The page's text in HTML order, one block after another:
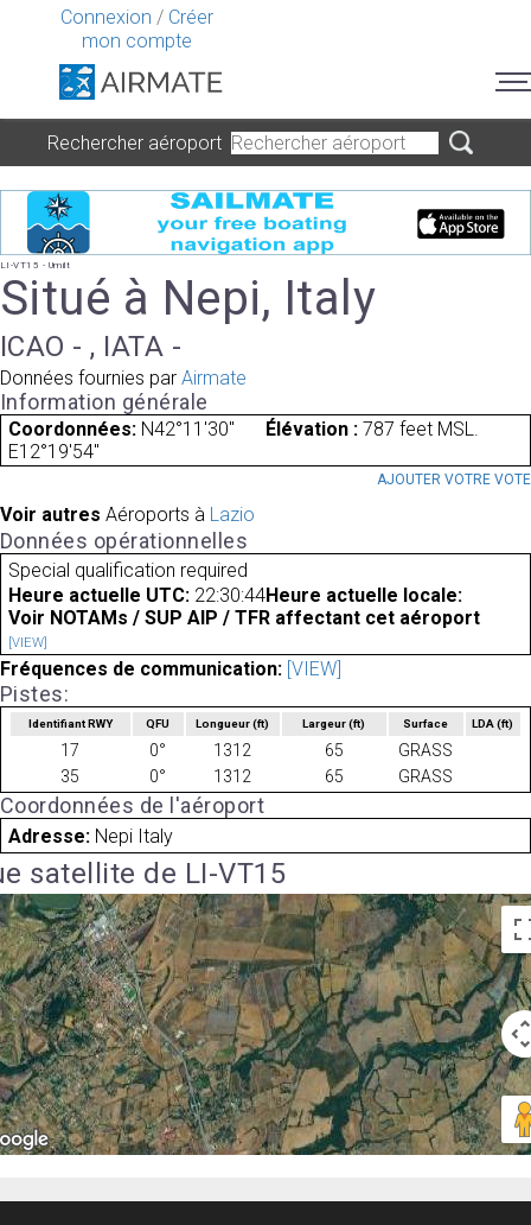
Connexion / Créer
mon compte
Rechercher aéroport
LI-VT15 - Umilt
Situé à Nepi, Italy
ICAO - , IATA -
Données fournies par Airmate
Information générale
Coordonnées: N42°11'30"
E12°19'54"
Élévation : 787 feet MSL.
AJOUTER VOTRE VOTE
Voir autres Aéroports à Lazio
Données opérationnelles
Special qualification required
Heure actuelle UTC: 22:30:44Heure actuelle locale:
Voir NOTAMs / SUP AIP / TFR affectant cet aéroport
[VIEW]
Fréquences de communication: [VIEW]
Pistes:
Identifiant RWY QFU Longueur(ft) Largeur(ft) Surface LDA(ft)
17 0° 1312 65
GRASS
35
0° 1312 65 GRASS
Coordonnées de l'aéroport
Adresse: Nepi Italy
satellite de LI-VT15